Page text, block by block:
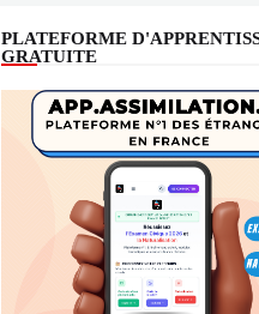
PLATEFORME
GRATUITE